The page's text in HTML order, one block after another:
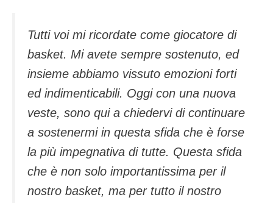
Tutti voi mi ricordate come giocatore di
basket. Mi avete sempre sostenuto, ed
insieme abbiamo vissuto emozioni forti
ed indimenticabili. Oggi con una nuova
veste, sono qui a chiedervi di continuare
a sostenermi in questa sfida che è forse
la più impegnativa di tutte. Questa sfida
che è non solo importantissima per il
nostro basket, ma per tutto il nostro